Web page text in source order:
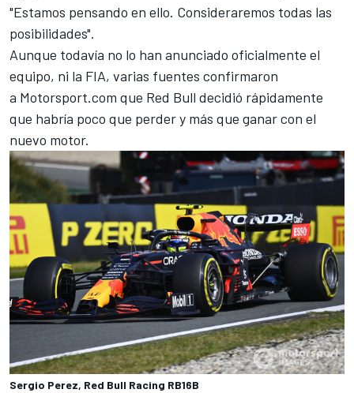
"Estamos pensando en ello. Consideraremos todas las
posibilidades".
Aunque todavía no lo han anunciado oficialmente el
equipo, ni la FIA, varias fuentes confirmaron
a Motorsport.com que Red Bull decidió rápidamente
que habría poco que perder y más que ganar con el
nuevo motor.
Sergio Perez, Red Bull Racing RB16B